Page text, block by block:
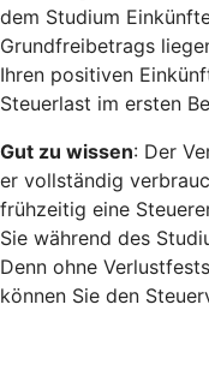
dem Studium
Grundfreibetrags
Ihren positiven
Steuerlast im ersten
Gut zu wissen: Der
er vollständig
frühzeitig eine
Sie während des
Denn ohne
können Sie den